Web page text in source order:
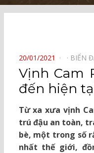
POSTED
ON
20/01/2021 BIỂN
Vịnh Cam
đến hiện
Từ xa xưa vịnh
trú đậu an toàn,
bè, một trong số
nhất thế giới,